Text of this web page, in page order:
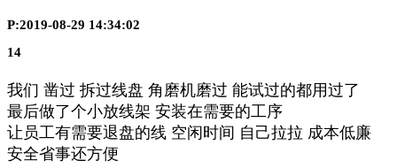
P:2019-08-29 14:34:02
14
我们 凿过 拆过线盘 角磨机磨过 能试过的都用过了
最后做了个小放线架 安装在需要的工序
让员工有需要退盘的线 空闲时间 自己拉拉 成本低廉
安全省事还方便